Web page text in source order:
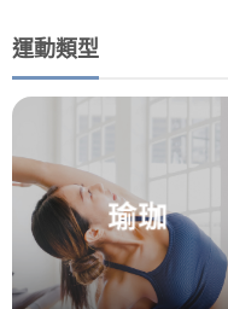
運動類型
瑜珈